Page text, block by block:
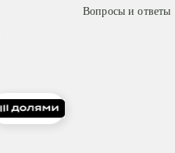
Вопросы и ответы